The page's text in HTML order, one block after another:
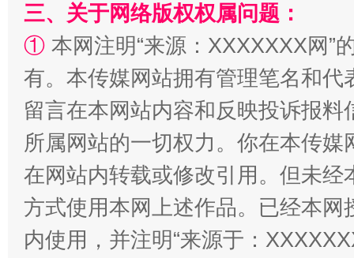
规模最大的光氢储一体化项目 走
三、关于网络版权权属问题：
① 本网注明“来源：XXXXXXX网”
有。本传媒网站拥有管理笔名和
留言在本网站内容和反映投诉报
所属网站的一切权力。你在本传
在网站内转载或修改引用。但未
方式使用本网上述作品。已经本
内使用，并注明“来源于：